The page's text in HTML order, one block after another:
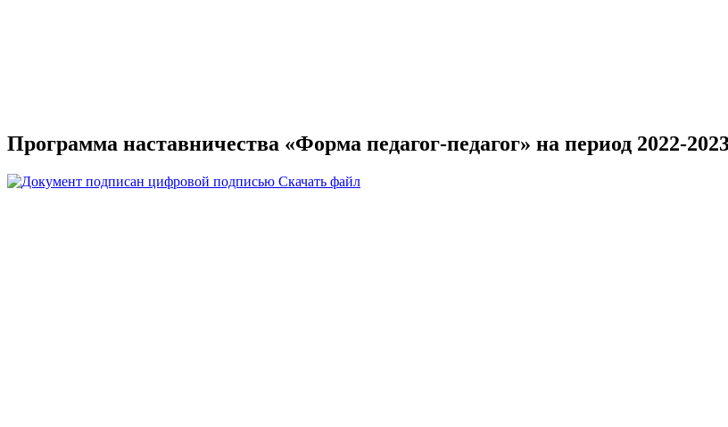
Программа наставничества «Форма педагог-педагог» на период 2022-
Скачать файл